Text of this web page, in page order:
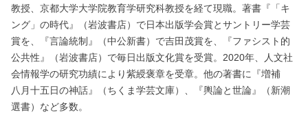
教授、京都大学大学院教育学研究科教授を経て現職。著書『「キ
ング」の時代』（岩波書店）で日本出版学会賞とサントリー学芸
賞を、『言論統制』（中公新書）で吉田茂賞を、『ファシスト的
公共性』（岩波書店）で毎日出版文化賞を受賞。2020年、人文社
会情報学の研究功績により紫綬褒章を受章。他の著書に『増補
八月十五日の神話』（ちくま学芸文庫）、『輿論と世論』（新潮
選書）など多数。